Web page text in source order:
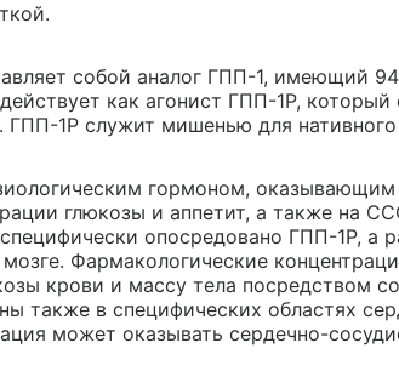
собой аналог ГПП-1, имеющий
как агонист ГПП-1Р, который
ГПП-1Р служит мишенью для
гормоном, оказывающим
глюкозы и аппетит, а также на
опосредовано ГПП-1Р, а
Фармакологические
крови и массу тела посредством
также в специфических областях
может оказывать сердечно-